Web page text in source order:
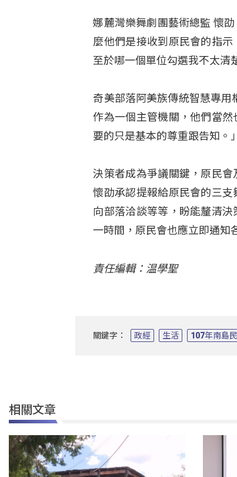
娜麓灣樂舞劇團藝術總監 懷
麼他們是接收到原民會的指
至於哪一個單位勾選我不太清
奇美部落阿美族傳統智慧專
作為一個主管機關，他們當
要的只是基本的尊重跟告知。」
決策者成為爭議關鍵，原民
懷劭承認提報給原民會的三
向部落洽談等等，盼能釐清
一時間，原民會也應立即通知
責任編輯：温學聖
關鍵字： 政經 生活 107年南島
相關文章